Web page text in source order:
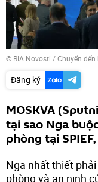
© RIA Novosti /Chuyển đến
Đăng ký
MOSKVA
tại sao Nga
phòng tại
Nga nhất thiết
phòng và an ninh